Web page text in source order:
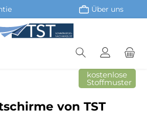
Über uns
kostenlose
Stoffmuster
von TST